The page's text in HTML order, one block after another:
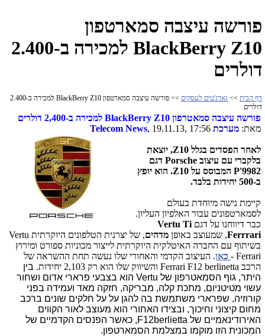
פורשה עיצבה סמארטפון
BlackBerry Z10 למכירה ב-2.400
דולרים
דף הבית >> גאדג'טים לעסקים
>> פורשה עיצבה סמארטפון BlackBerry Z10 למכירה ב-2.400
דולרים
פורשה עיצבה סמאטרפון BlackBerry Z10 למכירה ב-2,400 דולרים
מאת: מערכת Telecom News, 19.11.13, 17:56
לאחר הפסדים בגלל Z10, יוצאת
בלקברי עם עיצוב Porsche דגם
P'9982 המבוסס על Z10. הוא יופץ
ב-500 יחידות בלבד.
קיימת נישה מיוחדת בעולם
לסמארטפונים עבור האלפיון העליון.
כבר דיווחנו על דגם Vertu Ti
Ferrrari, שמעוצב באופן מדהים
, של יצרנית הטלפונים היוקרתית Vertu
בשיתוף עם החברה האיטלקית היוקרתית לייצור מכוניות ספורט ומירוץ
Ferrari -
כאן. העיצוב הקדמי והאחורי שלו נעשה תחת ההשראה של
הרכב Ferrari F12 berlinetta והשיווק שלו הוא רק 2,103 יחידות.
בין
היתר, גוף הסמאטרפון של Vertu הוא בצבעי פרארי אדום ושחור
עשוי מטיטניום, מתכת קלה, מבריקה, חזקה מאד ועמידה בפני
קורוזיה, שפרארי משתמשת בה להגן על על חלקים שונים ברכב
מחום קיצוני וחיכוך, ובצידו האחורי הוא מעוצב לאור הקווים
האירודינאמיים של F12berlietta, כאשר הפנסים הקדמיים של
המכונית הזו מוקמו במצלמת הסמארטפון.